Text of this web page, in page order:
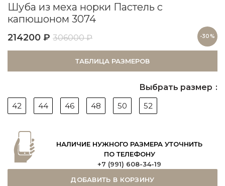
Шуба из меха норки Пастель с
капюшоном 3074
214200 ₽ 306000₽ -30%
ТАБЛИЦА РАЗМЕРОВ
Выбрать размер
42
44 46 48 50 52
НАЛИЧИЕ НУЖНОГО РАЗМЕРА УТОЧНИТЬ
ПО ТЕЛЕФОНУ
+7 (991) 608-34-19
ДОБАВИТЬ В КОРЗИНУ